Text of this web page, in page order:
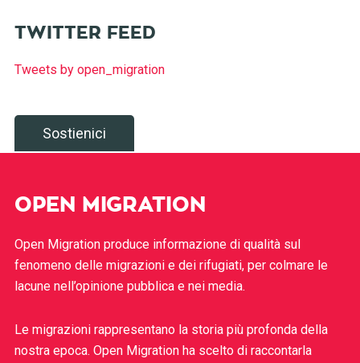
TWITTER FEED
Tweets by open_migration
Sostienici
OPEN MIGRATION
Open Migration produce informazione di qualità sul
fenomeno delle migrazioni e dei rifugiati, per colmare le
lacune nell’opinione pubblica e nei media.
Le migrazioni rappresentano la storia più profonda della
nostra epoca. Open Migration ha scelto di raccontarla